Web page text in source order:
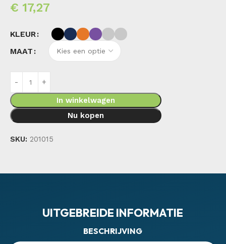
€ 17,27
KLEUR
MAAT
In winkelwagen
Nu kopen
SKU: 201015
UITGEBREIDE INFORMATIE
BESCHRIJVING